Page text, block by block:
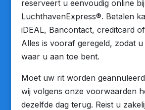
reserveert u eenvoudig online bij
LuchthavenExpress®. Betalen
iDEAL, Bancontact, creditcard
Alles is vooraf geregeld, zodat
waar u aan toe bent.
Moet uw rit worden
wij volgens onze voorwaarden
dezelfde dag terug. Reist u